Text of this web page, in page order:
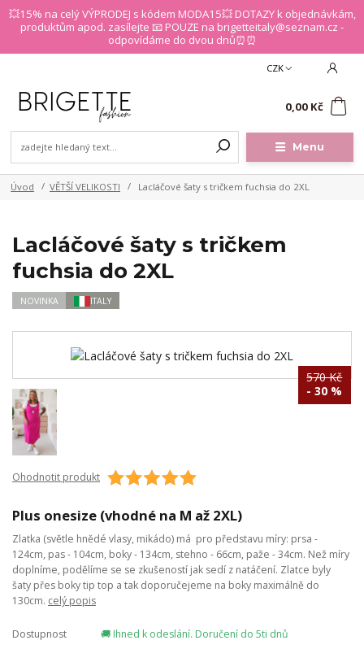
💥15% na celý VÝPRODEJ s kódem MODA15💥 DOTAZY k objednávkám,
produktům apod. zasílejte 📧 POUZE na brigetteitaly@seznam.cz -
odpovídáme do dvou dnů⏰⏰
Menu
CZK
0,00 Kč
Úvod VĚTŠÍ VELIKOSTI Lacláčové šaty s tričkem fuchsia do 2XL
Lacláčové šaty s tričkem
fuchsia do 2XL
NOVINKA ITALY
570 Kč
- 30 %
Ohodnotit produkt
Plus onesize (vhodné na M až 2XL)
Zlatka (světle hnědé vlasy, mikádo) má pro představu míry: prsa -
124cm, pas - 104cm, boky - 134cm, stehno - 66cm, paže - 34cm. Než míry
doplníme, podělíme se se zkušeností jak sedí z natáčení. Zlatce byly
šaty přes boky tip top a tak doporučejeme na boky maximálně do
130cm. celý popis
Dostupnost 🚚 Ihned k odeslání. Doručení do 5ti dnů